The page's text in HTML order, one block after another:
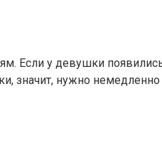
Если у девушки
значит, нужно немедленно